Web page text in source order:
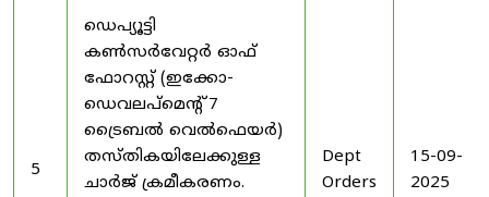
5
ഡെപ്യൂട്ടി
കൺസർവേറ്റർ ഓഫ്
ഫോറസ്റ്റ് (ഇക്കോ-
ഡെവലപ്മെന്റ് 7
ട്രൈബൽ വെൽഫെയർ)
തസ്തികയിലേക്കുള്ള
ചാർജ് ക്രമീകരണം.
Dept
Orders
15-09-
2025